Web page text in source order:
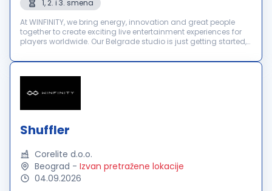
1, 2. i 3. smena
At WINFINITY, we bring energy, innovation and great people
together to create exciting live entertainment experiences for
players worldwide. Our Belgrade studio is just getting started,
te...
Shuffler
Corelite d.o.o.
Beograd - Izvan pretražene lokacije
04.09.2026